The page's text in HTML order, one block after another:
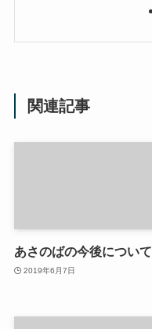
関連記事
あさのばの今後について
2019年6月7日